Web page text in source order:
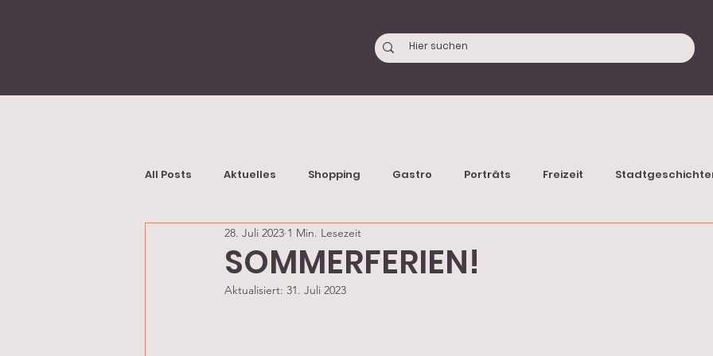
All Posts Aktuelles Shopping Gastro Porträts Freizeit
SOMMERFERIEN!
28. Juli 2023 1 Min. Lesezeit
Aktualisiert: 31. Juli 2023